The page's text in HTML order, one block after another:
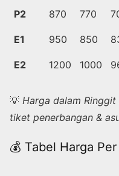
P2 870 770
E1 950 850
E2 1200 1000
💡 Harga dalam
tiket penerbangan &
💰 Tabel Harga